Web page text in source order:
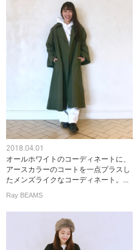
2018.04.01
オールホワイトのコーディネートに、
アースカラーのコートを一点プラスし
たメンズライクなコーディネート。...
Ray BEAMS